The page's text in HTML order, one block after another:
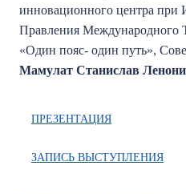
инновационного центра
Правления Международного
«Один пояс- один путь»,
Мамулат Станислав
ПРЕЗЕНТАЦИЯ
ЗАПИСЬ ВЫСТУПЛЕНИЯ